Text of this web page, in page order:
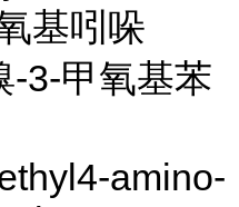
基吲哚
-3-甲氧基苯
amino-